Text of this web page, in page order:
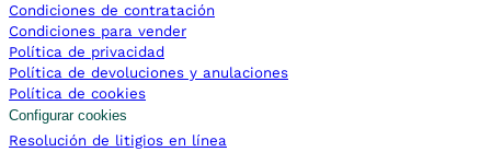
Condiciones de contratación
Condiciones para vender
Política de privacidad
Política de devoluciones y anulaciones
Política de cookies
Configurar cookies
Resolución de litigios en línea